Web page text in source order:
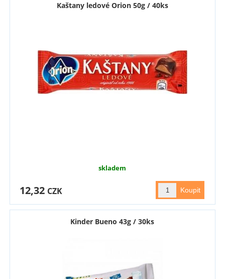
Kaštany ledové Orion 50g / 40ks
skladem
12,32 CZK
Kinder Bueno 43g / 30ks